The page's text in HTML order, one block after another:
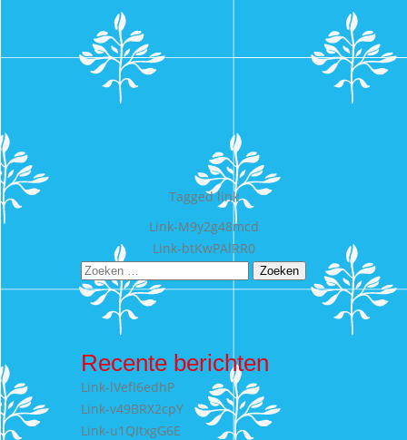
Taggedlink
Bericht
navigatie
Link-M9y2g48mcd
Link-btKwPAlRR0
Zoeken
naar:
Recente berichten
Link-lVefI6edhP
Link-v49BRX2cpY
Link-u1QItxgG6E